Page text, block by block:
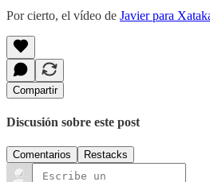
Por cierto, el vídeo de Javier para
Compartir
Discusión sobre este post
Comentarios Restacks